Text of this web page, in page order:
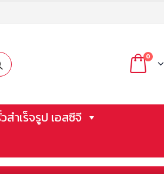
0
สำเร็จรูป เอสซีจี